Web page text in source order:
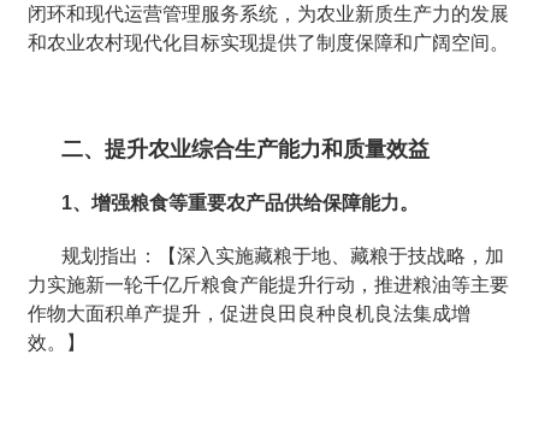
闭环和现代运营管理服务系统，为农业新质生产力的发展
和农业农村现代化目标实现提供了制度保障和广阔空间。
二、提升农业综合生产能力和质量效益
1、增强粮食等重要农产品供给保障能力。
规划指出：【深入实施藏粮于地、藏粮于技战略，加
力实施新一轮千亿斤粮食产能提升行动，推进粮油等主要
作物大面积单产提升，促进良田良种良机良法集成增
效。】